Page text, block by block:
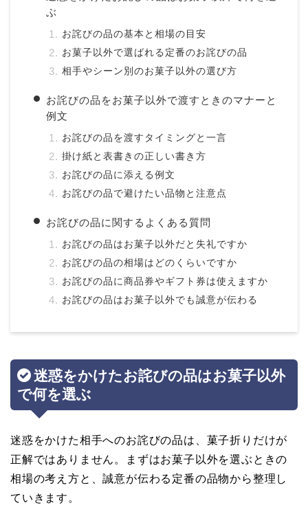
ぶ
お詫びの品の基本と相場の目安
お菓子以外で選ばれる定番のお詫びの品
相手やシーン別のお菓子以外の選び方
お詫びの品をお菓子以外で渡すときのマナーと
例文
お詫びの品を渡すタイミングと一言
掛け紙と表書きの正しい書き方
お詫びの品に添える例文
お詫びの品で避けたい品物と注意点
お詫びの品に関するよくある質問
お詫びの品はお菓子以外だと失礼ですか
お詫びの品の相場はどのくらいですか
お詫びの品に商品券やギフト券は使えますか
お詫びの品はお菓子以外でも誠意が伝わる
迷惑をかけたお詫びの品はお菓子以外
で何を選ぶ
迷惑をかけた相手へのお詫びの品は、菓子折りだけが
正解ではありません。まずはお菓子以外を選ぶときの
相場の考え方と、誠意が伝わる定番の品物から整理し
ていきます。